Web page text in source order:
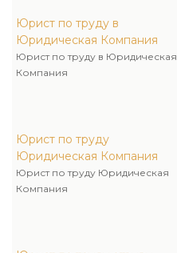
Юрист по труду в
Юридическая Компания
Юрист по труду в Юридическая
Компания
Юрист по труду
Юридическая Компания
Юрист по труду Юридическая
Компания